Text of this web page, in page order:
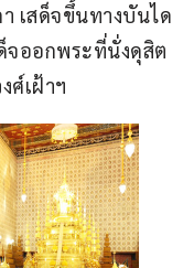
เสด็จขึ้นทางบันได
จออกพระที่นั่งดุสิต
ศ์เฝ้าฯ